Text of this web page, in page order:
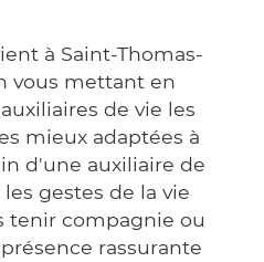
à Saint-Thomas-
vous mettant en
de vie les
mieux adaptées à
d'une auxiliaire de
gestes de la vie
tenir compagnie ou
rassurante